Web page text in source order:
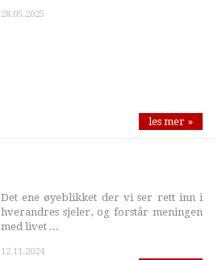
28.05.2025
les mer »
Det ene øyeblikket der vi ser rett inn i
hverandres sjeler, og forstår meningen
med livet ...
12.11.2024